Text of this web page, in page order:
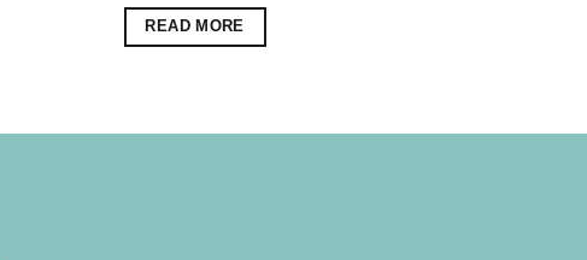
READ MORE